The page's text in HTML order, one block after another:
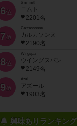
6位
6 nimmt!
ニムト
2201名
7位
Carcassonne
カルカソンヌ
2190名
8位
Wingspan
ウイングスパン
2149名
9位
Azul
アズール
1903名
興味ありランキング